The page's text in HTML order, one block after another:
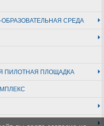
СРЕДА
ПИЛОТНАЯ ПЛОЩАДКА